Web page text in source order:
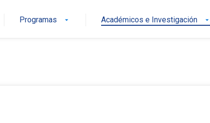
Programas arrow_drop_down Académicos e Investigación arrow_drop_down